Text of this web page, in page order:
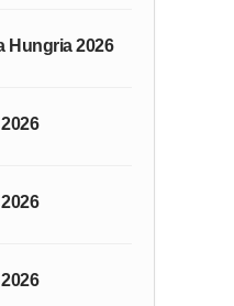
Hungria 2026